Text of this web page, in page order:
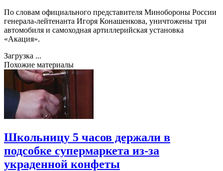
По словам официального представителя Минобороны России
генерала-лейтенанта Игоря Конашенкова, уничтожены три
автомобиля и самоходная артиллерийская установка
«Акация».
Загрузка ...
Похожие материалы
Школьницу 5 часов держали в
подсобке супермаркета из-за
украденной конфеты